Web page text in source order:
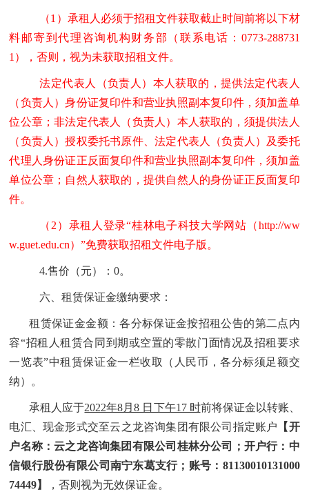
（1） 承租人必须于招租文件获取截止时间前将以下材
料邮寄到代理咨询机构财务部（联系电话：0773-288731
1），否则，视为未获取招租文件。
法定代表人（负责人）本人获取的，提供法定代表人
（负责人）身份证复印件和营业执照副本复印件，须加盖单
位公章；非法定代表人（负责人）本人获取的，须提供法人
（负责人）授权委托书原件、法定代表人（负责人）及委托
代理人身份证正反面复印件和营业执照副本复印件，须加盖
单位公章；自然人获取的，提供自然人的身份证正反面复印
件。
（2）承租人登录“桂林电子科技大学网站（http://ww
w.guet.edu.cn）”免费获取招租文件电子版。
4.售价（元）：0。
六、租赁保证金缴纳要求：
租赁保证金金额：各分标保证金按招租公告的第二点内
容“招租人租赁合同到期或空置的零散门面情况及招租要求
一览表”中租赁保证金一栏收取（人民币，各分标须足额交
纳）。
承租人应于2022年8月8 日下午17 时前将保证金以转账、
电汇、现金形式交至云之龙咨询集团有限公司 指定账户 【开
户名称：云之龙咨询集团有限公司桂林分公司；开户行：中
信银行股份有限公司南宁东葛支行；账号：81130010131000
74449】
，否则视为无效保证金。